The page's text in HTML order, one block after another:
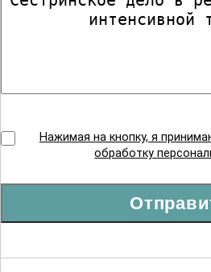
Нажимая на кнопку, я
обработку